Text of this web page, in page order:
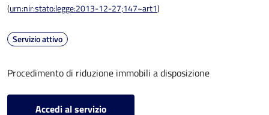
(urn:nir:stato:legge:2013-12-27;147~art1)
Servizio attivo
Procedimento di riduzione immobili a disposizione
Accedi al servizio